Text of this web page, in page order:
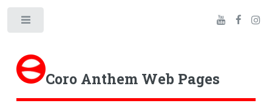
Coro Anthem Web Pages